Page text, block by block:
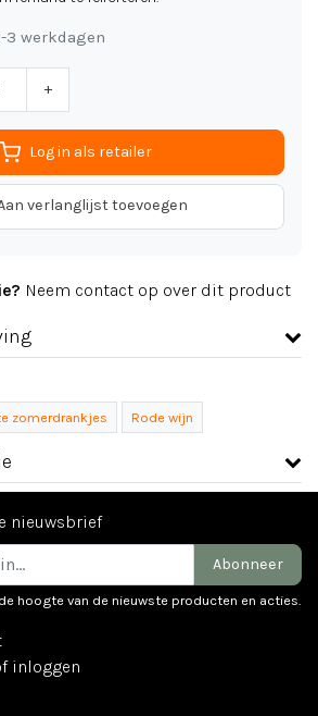
3 werkdagen
+
Log in als retailer
verlanglijst toevoegen
Neem contact op over dit product
zomerdrankjes Rode wijn
nieuwsbrief
Abonneer
hoogte van de nieuwste producten en acties.
inloggen